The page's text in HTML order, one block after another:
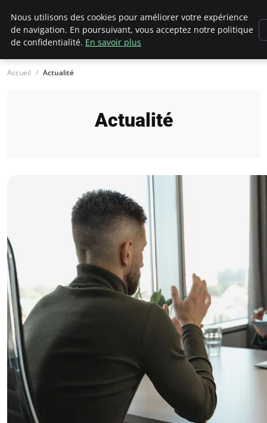
Chasseur De Tête
Accueil Actualité
Actualité
Nous utilisons des cookies pour améliorer votre expérience
de navigation. En poursuivant, vous acceptez notre politique
de confidentialité. En savoir plus